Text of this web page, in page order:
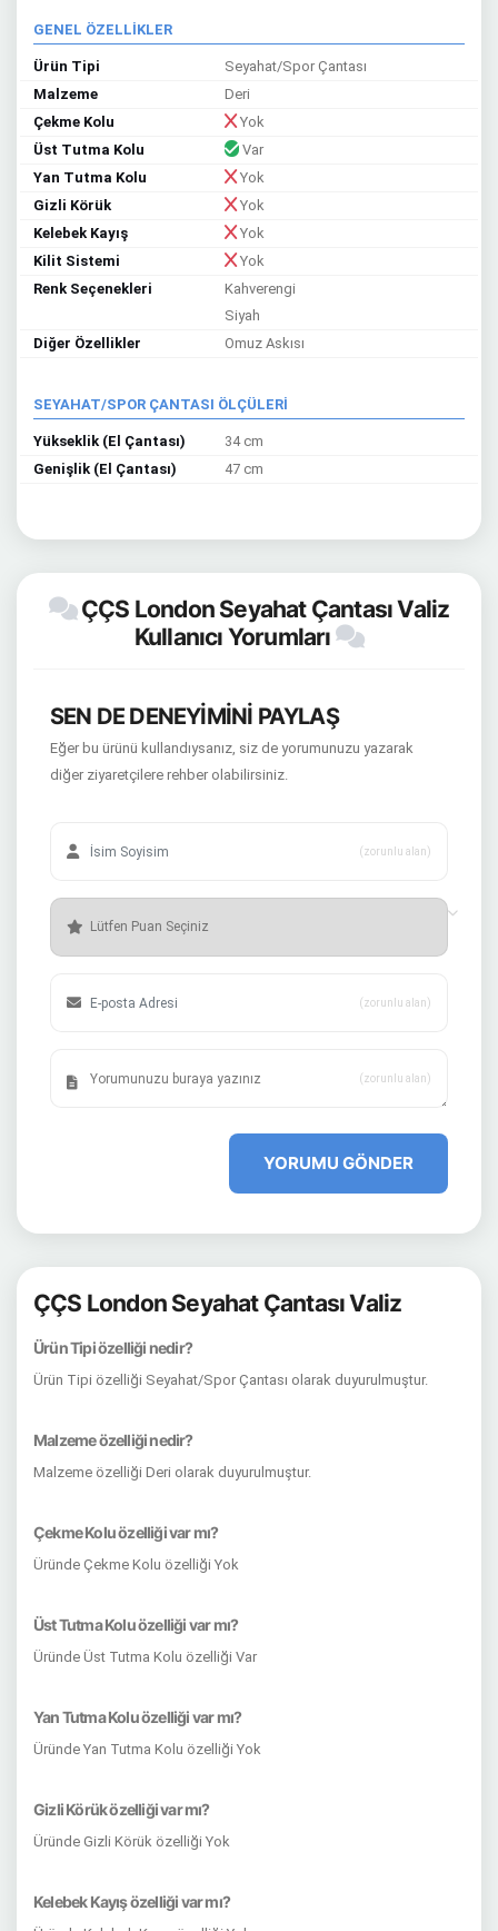
GENEL ÖZELLİKLER
Ürün Tipi
Seyahat/Spor Çantası
Malzeme
Deri
Çekme Kolu
Yok
Üst Tutma Kolu
Var
Yan Tutma Kolu
Yok
Gizli Körük
Yok
Kelebek Kayış
Yok
Kilit Sistemi
Yok
Renk Seçenekleri
Kahverengi
Siyah
Diğer Özellikler
Omuz Askısı
SEYAHAT/SPOR ÇANTASI ÖLÇÜLERİ
Yükseklik (El Çantası)
34 cm
Genişlik (El Çantası)
47 cm
ÇÇS London Seyahat Çantası Valiz
Kullanıcı Yorumları
SEN DE DENEYİMİNİ PAYLAŞ
Eğer bu ürünü kullandıysanız, siz de yorumunuzu yazarak
diğer ziyaretçilere rehber olabilirsiniz.
(zorunlu alan)
(zorunlu alan)
(zorunlu alan)
YORUMU GÖNDER
ÇÇS London Seyahat Çantası Valiz
Ürün Tipi özelliği nedir?
Ürün Tipi özelliği Seyahat/Spor Çantası olarak duyurulmuştur.
Malzeme özelliği nedir?
Malzeme özelliği Deri olarak duyurulmuştur.
Çekme Kolu özelliği var mı?
Üründe Çekme Kolu özelliği Yok
Üst Tutma Kolu özelliği var mı?
Üründe Üst Tutma Kolu özelliği Var
Yan Tutma Kolu özelliği var mı?
Üründe Yan Tutma Kolu özelliği Yok
Gizli Körük özelliği var mı?
Üründe Gizli Körük özelliği Yok
Kelebek Kayış özelliği var mı?